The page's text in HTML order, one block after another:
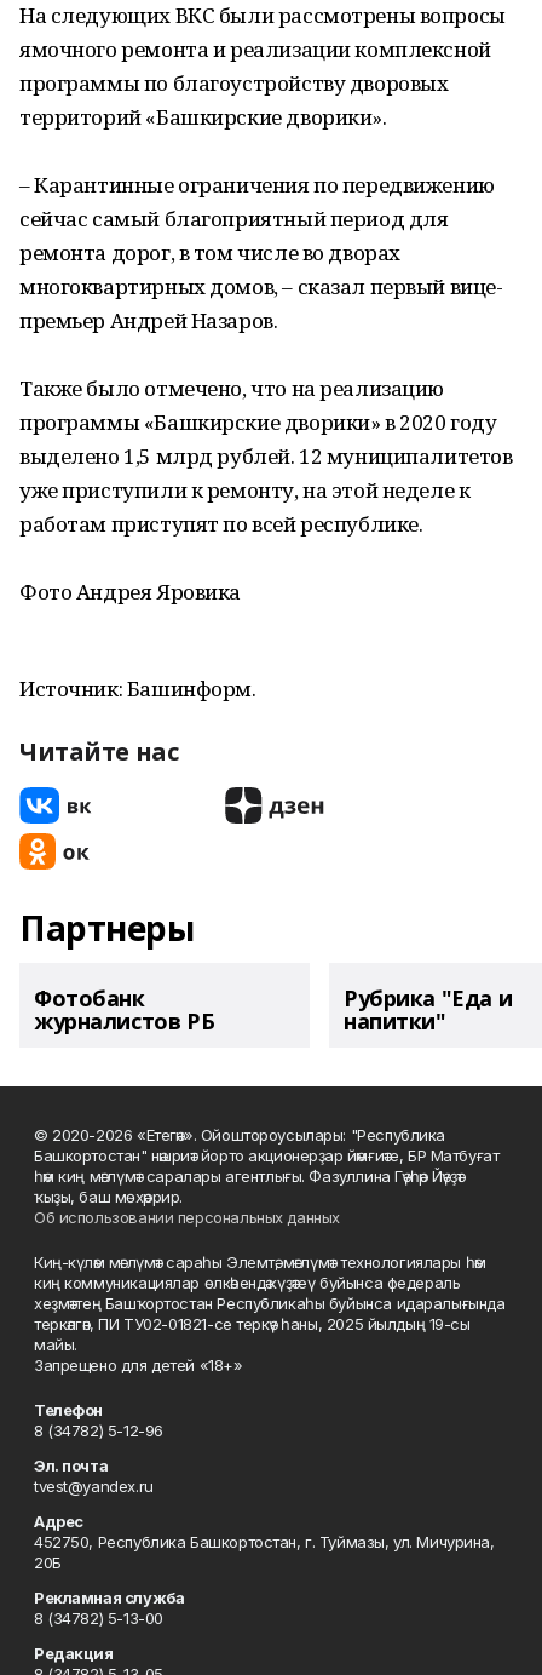
На следующих ВКС были рассмотрены вопросы
ямочного ремонта и реализации комплексной
программы по благоустройству дворовых
территорий «Башкирские дворики».
– Карантинные ограничения по передвижению
сейчас самый благоприятный период для
ремонта дорог, в том числе во дворах
многоквартирных домов, – сказал первый вице-
премьер Андрей Назаров.
Также было отмечено, что на реализацию
программы «Башкирские дворики» в 2020 году
выделено 1,5 млрд рублей. 12 муниципалитетов
уже приступили к ремонту, на этой неделе к
работам приступят по всей республике.
Фото Андрея Яровика
Источник: Башинформ.
Читайте нас
Партнеры
Фотобанк
журналистов РБ
Рубрика "Еда и
напитки"
© 2020-2026 «Етегән». Ойоштороусылары: "Республика
Башкортостан" нәшриәт йорто акционерҙар йәмғиәте, БР Матбуғат
һәм киң мәғлүмәт саралары агентлығы. Фазуллина Гәүһәр Йәүҙәт
ҡыҙы, баш мөхәррир.
Об использовании персональных данных
Киң-күләм мәғлүмәт сараһы Элемтә, мәғлүмәт технологиялары һәм
киң коммуникациялар өлкәһендә күҙәтеү буйынса федераль
хеҙмәттең Башҡортостан Республикаһы буйынса идаралығында
теркәлгән, ПИ ТУ02-01821-се теркәү һаны, 2025 йылдың 19-сы
майы.
Запрещено для детей «18+»
Телефон
8 (34782) 5-12-96
Эл. почта
tvest@yandex.ru
Адрес
452750, Республика Башкортостан, г. Туймазы, ул. Мичурина,
20Б
Рекламная служба
8 (34782) 5-13-00
Редакция